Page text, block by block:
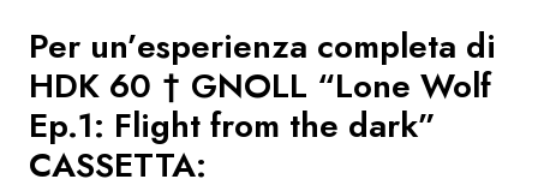
Per un’esperienza completa di
HDK 60 † GNOLL “Lone Wolf
Ep.1: Flight from the dark”
CASSETTA: